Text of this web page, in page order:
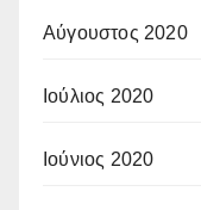
Αύγουστος 2020
Ιούλιος 2020
Ιούνιος 2020